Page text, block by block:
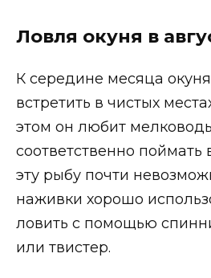
Ловля окуня в
К середине месяца
встретить в чистых
этом он любит
соответственно поймать
эту рыбу почти
наживки хорошо
ловить с помощью
или твистер.